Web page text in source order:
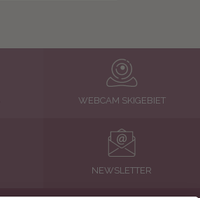
WEBCAM SKIGEBIET
NEWSLETTER